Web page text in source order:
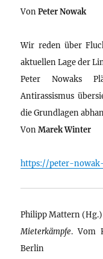
VonPeter Nowak
Wir reden über
aktuellen Lage der
Peter Nowaks
Antirassismus
die Grundlagen
VonMarek Winter
https://peter-
Philipp Mattern (Hg.)
Mieterkämpfe. Vom
Berlin